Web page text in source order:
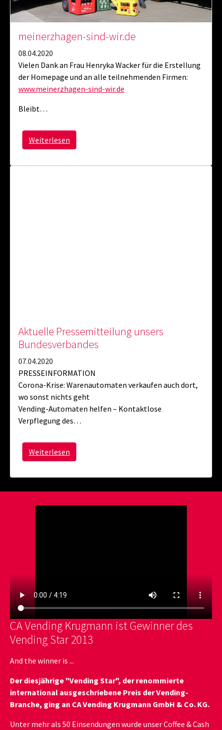
meinerzhagen-sind-wir.de
08.04.2020
Vielen Dank an Frau Henryka Wacker für die Erstellung
der Homepage und an alle teilnehmenden Firmen:
www.meinerzhagen-sind-wir.de
Bleibt…
Weiterlesen
Aktuelle Pressemitteilung unsers
Bundesverbandes
07.04.2020
PRESSEINFORMATION
Corona-Krise: Warenautomaten verkaufen auch dort,
wo sonst nichts geht
Vending-Automaten helfen – Kontaktlose
Verpflegung des…
Weiterlesen
CA Vending Krugmann ist Gewinner des
Vending Star 2013
And the winner is ...
Der diesjährige "Vending Star", der renommierte
international ausgeschriebene Preis der Vending-
Branche, ging an CA Vending Krugmann GmbH & Co. KG.
Unter mehr als 50 Einsendungen wurde unser Coffee & Cash